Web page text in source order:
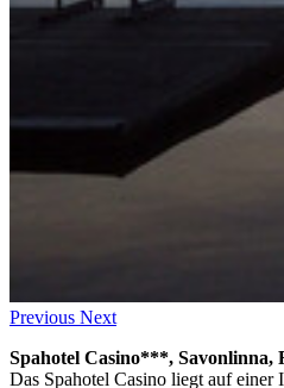
Previous Next
Spahotel Casino***, Savonlinna,
Das Spahotel Casino liegt auf einer